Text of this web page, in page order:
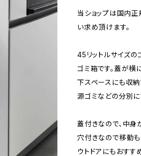
当ショップは国内正
い求め頂けます。
45リットルサイズ
ゴミ箱です。蓋が横
下スペースにも収納
源ゴミなどの分別に
蓋付きなので、中身
穴付きなので移動も
ウトドアにもおすす